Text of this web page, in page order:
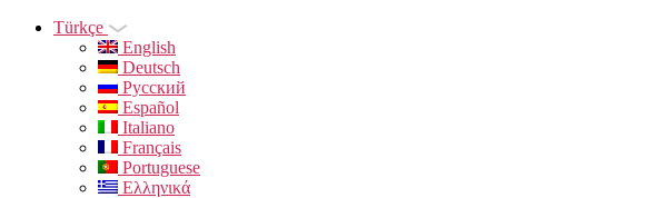
Türkçe
English
Deutsch
Русский
Español
Italiano
Français
Portuguese
Ελληνικά